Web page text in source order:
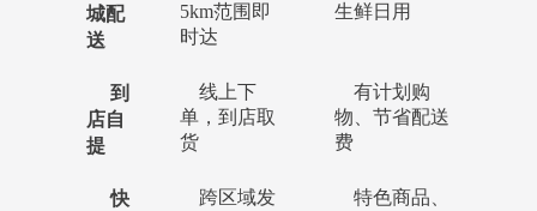
城配
送
5km范围即
时达
生鲜日用
到
店自
提
线上下
单，到店取
货
有计划购
物、节省配送
费
快
跨区域发
特色商品、